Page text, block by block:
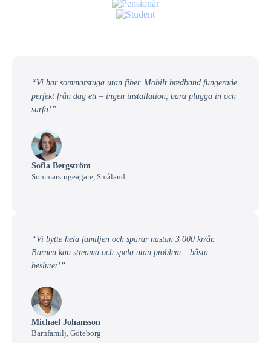
“Vi har sommarstuga utan fiber. Mobilt bredband fungerade
perfekt från dag ett – ingen installation, bara plugga in och
surfa!”
Sofia Bergström
Sommarstugeägare, Småland
“Vi bytte hela familjen och sparar nästan 3 000 kr/år.
Barnen kan streama och spela utan problem – bästa
beslutet!”
Michael Johansson
Barnfamilj, Göteborg